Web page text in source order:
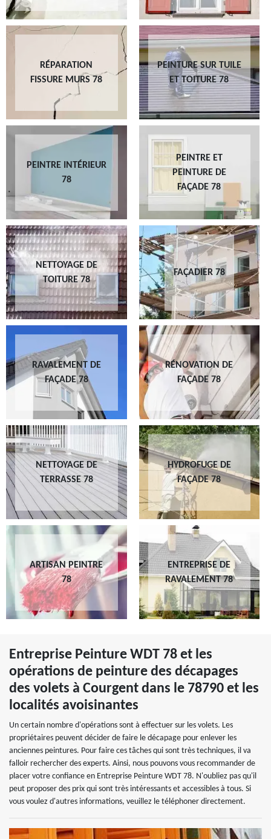
RÉPARATION
FISSURE MURS 78
PEINTURE SUR TUILE
ET TOITURE 78
PEINTRE INTÉRIEUR
78
PEINTRE ET
PEINTURE DE
FAÇADE 78
NETTOYAGE DE
TOITURE 78
FAÇADIER 78
RAVALEMENT DE
FAÇADE 78
RÉNOVATION DE
FAÇADE 78
NETTOYAGE DE
TERRASSE 78
HYDROFUGE DE
FAÇADE 78
ARTISAN PEINTRE
78
ENTREPRISE DE
RAVALEMENT 78
Entreprise Peinture WDT 78 et les
opérations de peinture des décapages
des volets à Courgent dans le 78790 et les
localités avoisinantes
Un certain nombre d'opérations sont à effectuer sur les volets. Les
propriétaires peuvent décider de faire le décapage pour enlever les
anciennes peintures. Pour faire ces tâches qui sont très techniques, il va
falloir rechercher des experts. Ainsi, nous pouvons vous recommander de
placer votre confiance en Entreprise Peinture WDT 78. N'oubliez pas qu'il
peut proposer des prix qui sont très intéressants et accessibles à tous. Si
vous voulez d'autres informations, veuillez le téléphoner directement.